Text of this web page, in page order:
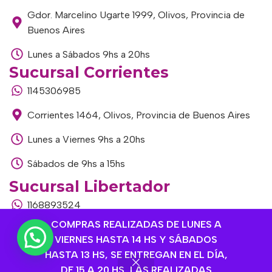
COMPRAS REALIZADAS DE LUNES A
VIERNES HASTA 14 HS Y SÁBADOS
HASTA 13 HS, SE ENTREGAN EN EL DÍA,
Gdor. Marcelino Ugarte 1999, Olivos, Provincia de
Buenos Aires
Lunes a Sábados 9hs a 20hs
Sucursal Corrientes
1145306985
Corrientes 1464, Olivos, Provincia de Buenos Aires
Lunes a Viernes 9hs a 20hs
Sábados de 9hs a 15hs
Sucursal Libertador
1168893524
Av. del Libertador 1915, Vte. López, Provincia de
Buenos Aires
Lunes a Viernes de 9hs a 13hs / 16hs a 20hs